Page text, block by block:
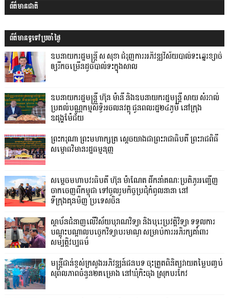
ព័ត៌មានជាតិ
ព័ត៌មានទូទៅប្រចាំថ្ងៃ
ឧបនាយករដ្ឋមន្ដ្រី ស សុខា ជំរុញការអភិវឌ្ឍវិស័យបាល់ទះឆ្នេរខ្សាច់
ឲ្យរីកចម្រើនដូចបាល់ទះក្នុងសាល
ឧបនាយករដ្ឋមន្ដ្រី ហ៊ុន ម៉ានី និងឧបនាយករដ្ឋមន្ដ្រី សាយ សំអាល់
ប្រគល់បណ្ណកម្មសិទ្ធិអចលនវត្ថុ ជូនពលរដ្ឋ២៤ភូមិ នៅក្រុង
ឧដុង្គម៉ែជ័យ
ព្រះករុណា ព្រះមហាក្សត្រ ស្តេចយាងជាព្រះរាជាធិបតី ព្រះរាជពិធី
សម្ពោធវិមានរដ្ឋធម្មនុញ្ញ
សម្តេចមហាបវរធិបតី ហ៊ុន ម៉ាណែត ដឹកនាំគណៈប្រតិភូអញ្ជើញ
ចាកចេញពីកម្ពុជា ទៅចូលរួមកិច្ចប្រជុំកំពូលនានា នៅ
ទីក្រុងគុនមិញ ប្រទេសចិន
ស្ថាប័នជំនាញលើវិស័យបុរាណវិទ្យា និងបុរេប្រវតិ្តវិទ្យា ទទួលការ
បណ្តុះបណ្តាលបច្ចេកវិទ្យាបរមាណូ សម្រាប់ការអភិរក្សគាំពារ
សម្បត្តិវប្បធម៌
មន្ត្រីជាន់ខ្ពស់ក្រសួងអភិវឌ្ឍន៍ជនបទ ចុះត្រួតពិនិត្យវាយតម្លៃបញ្ចប់
សុពលភាពចំនួន២គម្រោង នៅឃុំកិះចុង ស្រុកបរកែវ